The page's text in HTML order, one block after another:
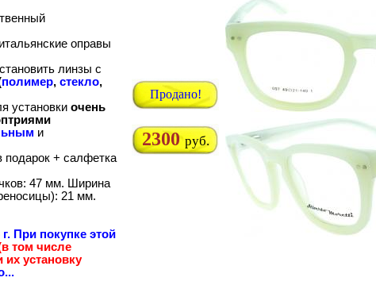
оправы
линзы с
полимер, стекло,
установки очень
и
+ салфетка
47 мм. Ширина
21 мм.
При покупке этой
том числе
их установку
Продано!
2300 руб.